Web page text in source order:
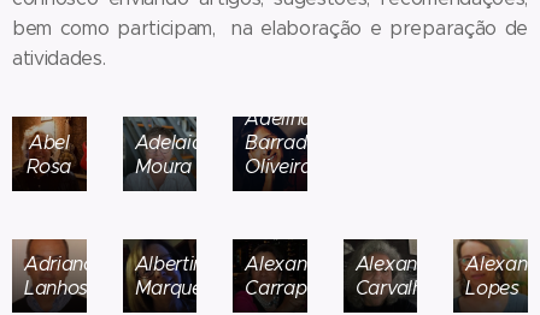
bem como participam, na elaboração e preparação de
atividades.
Abel
Rosa
Adelaide
Moura
Adelina
Barradas
Oliveira
Adriano
Lanhoso
Albertina
Marques
Alexandra
Carrapatoso
Alexandra
Carvalho
Lopes